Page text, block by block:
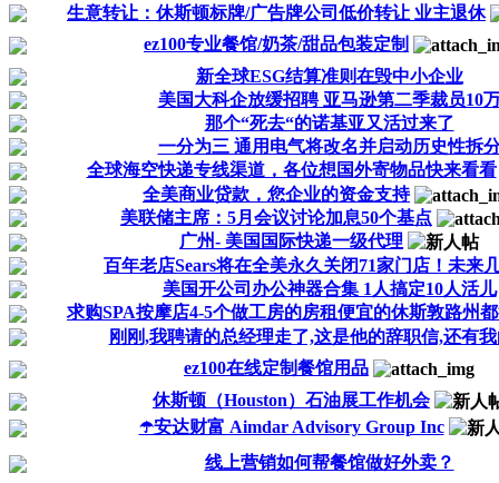
生意转让：休斯顿标牌/广告牌公司低价转让 业主退休
ez100专业餐馆/奶茶/甜品包装定制
新全球ESG结算准则在毁中小企业
美国大科企放缓招聘 亚马逊第二季裁员10
那个“死去“的诺基亚又活过来了
一分为三 通用电气将改名并启动历史性拆
全球海空快递专线渠道，各位想国外寄物品快来看看
全美商业贷款，您企业的资金支持
美联储主席：5月会议讨论加息50个基点
广州- 美国国际快递一级代理
百年老店Sears将在全美永久关闭71家门店！未来
美国开公司办公神器合集 1人搞定10人活儿
求购SPA按摩店4-5个做工房的房租便宜的休斯敦路州
刚刚,我聘请的总经理走了,这是他的辞职信,还有
ez100在线定制餐馆用品
休斯顿（Houston）石油展工作机会
☂️安达财富 Aimdar Advisory Group Inc
线上营销如何帮餐馆做好外卖？